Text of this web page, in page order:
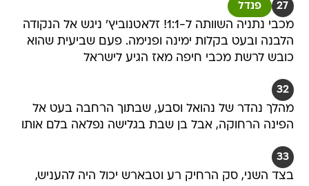
27 פנדל
מכבי נתניה השוותה ל-1:1! זלאטנוביץ' ניגש אל הנקודה
הלבנה ובעט בקלות ימינה ופנימה. פעם שביעית שהוא
כובש לרשת מכבי חיפה מאז הגיע לישראל
32
מהלך נהדר של נהואל וסבע, שבתוך הרחבה בעט אל
הפינה הרחוקה, אבל בן שבת בגלישה נפלאה בלם אותו
33
בצד השני, סק הרחיק רע וטבארש יכול היה להעניש,